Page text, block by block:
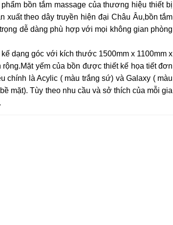
bồn tắm massage của thương hiệu thiết bị
theo dây truyền hiện đại Châu Âu,bồn tắm
dễ dàng phù hợp với mọi không gian phòng
dạng góc với kích thước 1500mm x 1100mm x
yếm của bồn được thiết kế họa tiết đơn
chính là Acylic ( màu trắng sứ) và Galaxy ( màu
mặt). Tùy theo nhu cầu và sở thích của mỗi gia